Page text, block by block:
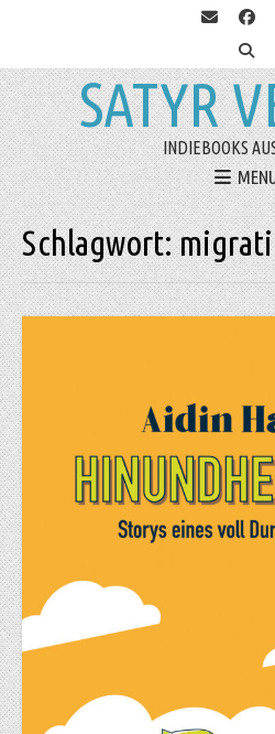
SATYR
INDIEBOOKS
Schlagwort: